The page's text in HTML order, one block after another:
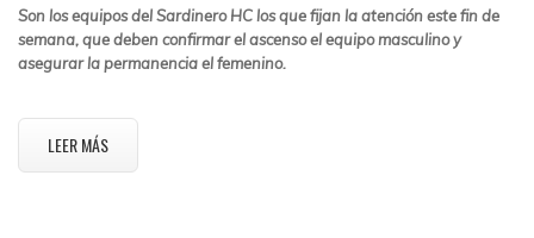
Son los equipos del Sardinero HC los que fijan la atención este fin de
semana, que deben confirmar el ascenso el equipo masculino y
asegurar la permanencia el femenino.
LEER MÁS